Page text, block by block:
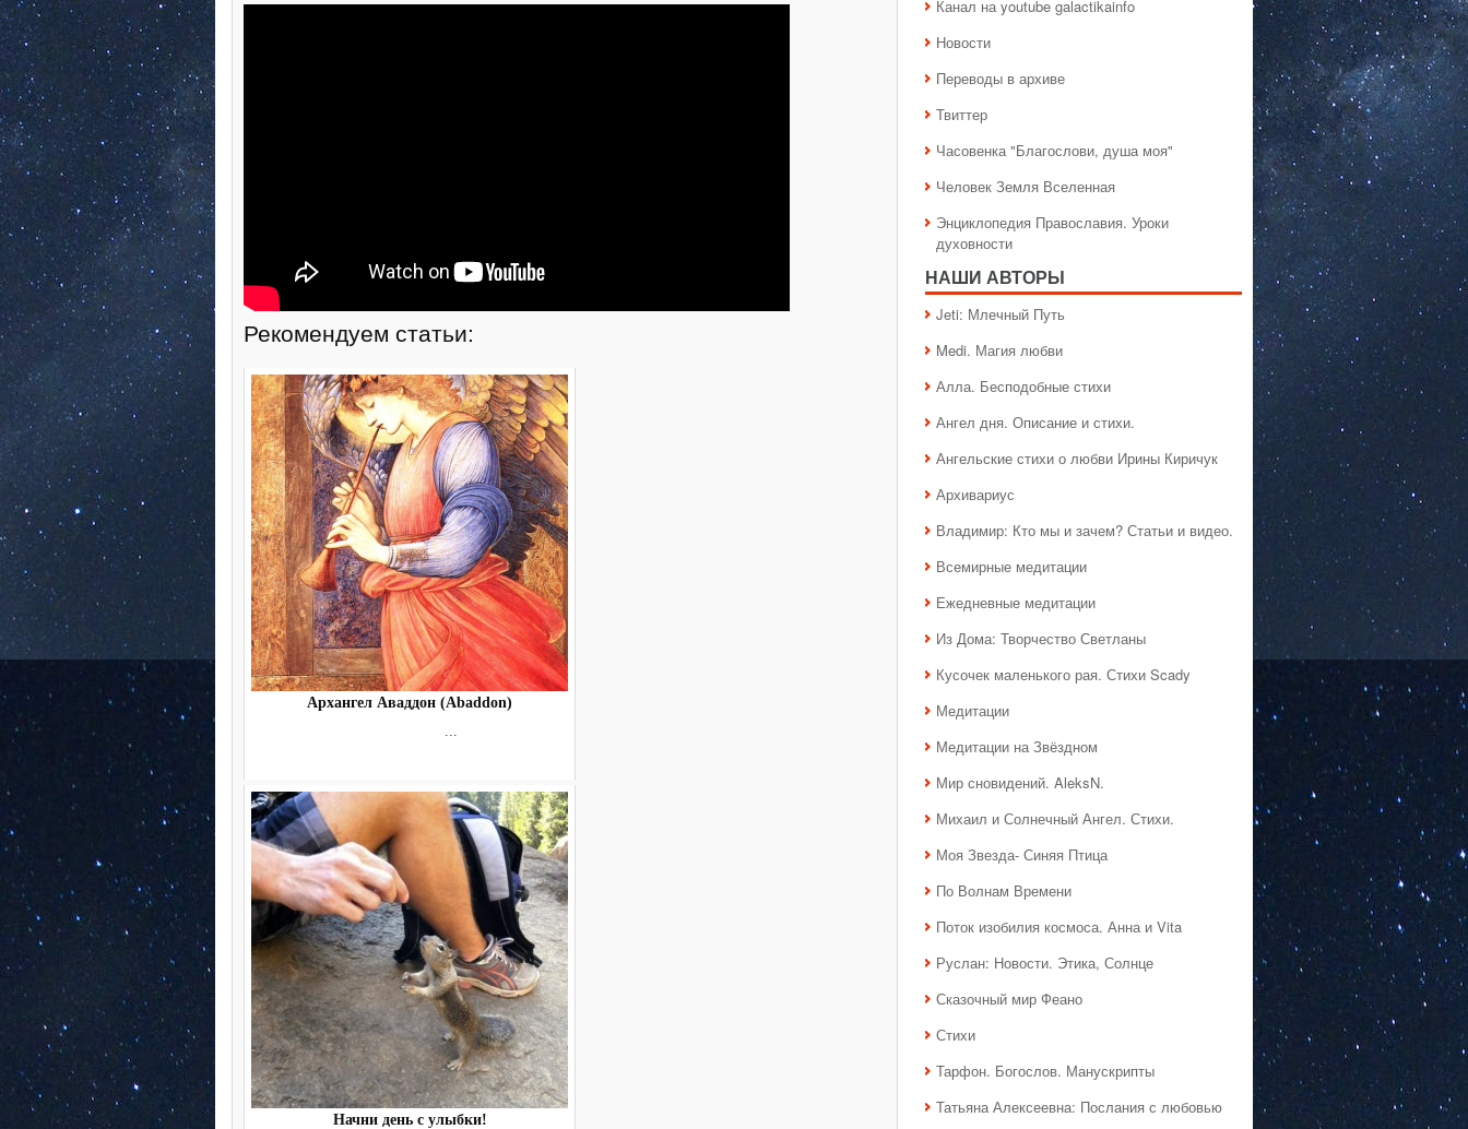
Рекомендуем статьи:
Архангел Аваддон (Abaddon)
...
Начни день с улыбки!
Канал на youtube galactikainfo
Новости
Переводы в архиве
Твиттер
Часовенка "Благослови, душа моя"
Человек Земля Вселенная
Энциклопедия Православия. Уроки
духовности
НАШИ АВТОРЫ
Jeti: Млечный Путь
Medi. Магия любви
Алла. Бесподобные стихи
Ангел дня. Описание и стихи.
Ангельские стихи о любви Ирины Киричук
Архивариус
Владимир: Кто мы и зачем? Статьи и видео.
Всемирные медитации
Ежедневные медитации
Из Дома: Творчество Светланы
Кусочек маленького рая. Стихи Scady
Медитации
Медитации на Звёздном
Мир сновидений. AleksN.
Михаил и Солнечный Ангел. Стихи.
Моя Звезда- Синяя Птица
По Волнам Времени
Поток изобилия космоса. Анна и Vita
Руслан: Новости. Этика, Солнце
Сказочный мир Феано
Стихи
Тарфон. Богослов. Манускрипты
Татьяна Алексеевна: Послания с любовью